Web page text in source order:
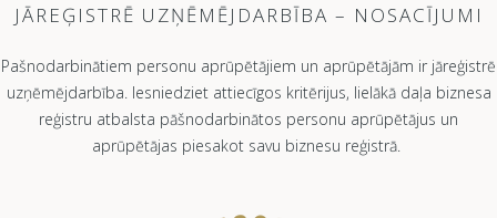
JĀREĢISTRĒ UZŅĒMĒJDARBĪBA – NOSACĪJUMI
Pašnodarbinātiem personu aprūpētājiem un aprūpētājām ir jāreģistrē
uzņēmējdarbība. Iesniedziet attiecīgos kritērijus, lielākā daļa biznesa
reģistru atbalsta pāšnodarbinātos personu aprūpētājus un
aprūpētājas piesakot savu biznesu reģistrā.